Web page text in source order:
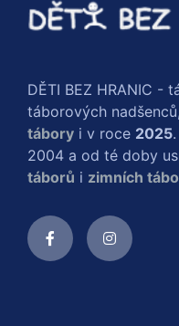
DĚTI BEZ HRANIC -
táborových
tábory i v roce 2025
2004 a od té doby
táborů i zimních